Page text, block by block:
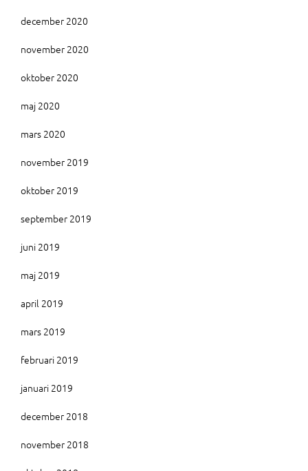
december 2020
november 2020
oktober 2020
maj 2020
mars 2020
november 2019
oktober 2019
september 2019
juni 2019
maj 2019
april 2019
mars 2019
februari 2019
januari 2019
december 2018
november 2018